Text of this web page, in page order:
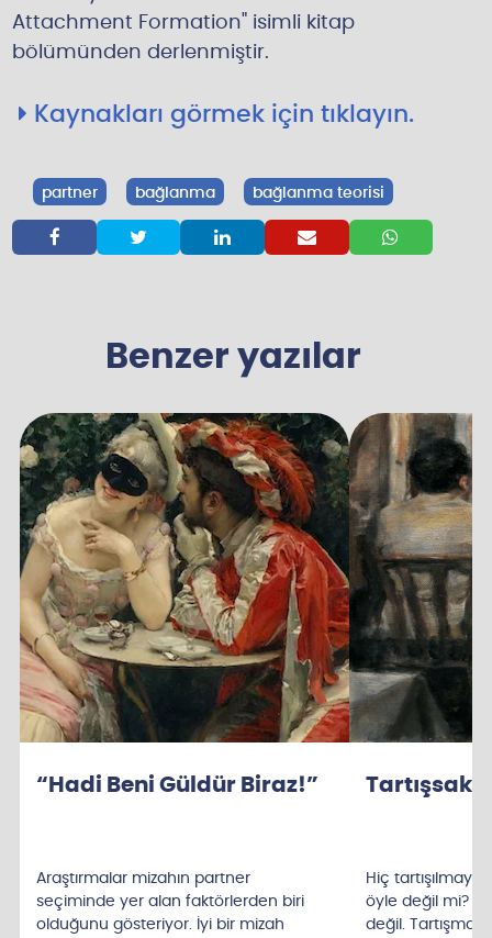
Attachment Formation" isimli kitap
bölümünden derlenmiştir.
Kaynakları görmek için tıklayın.
partner bağlanma bağlanma teorisi
    
Benzer yazılar
“Hadi Beni Güldür Biraz!”
Araştırmalar mizahın partner
seçiminde yer alan faktörlerden biri
olduğunu gösteriyor. İyi bir mizah
Tartışsak
Hiç
öyle değil mi?
değil. Tartışmalar